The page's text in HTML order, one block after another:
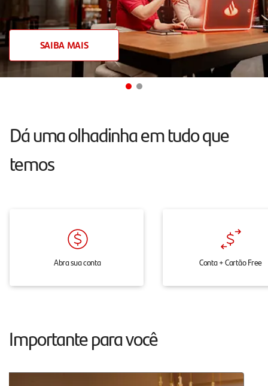
dia,
com
atendimento
chat,
onde
você
SAIBA MAIS
Dá uma olhadinha em tudo que
temos
Abra sua conta Conta + Cartão Free
Importante para você